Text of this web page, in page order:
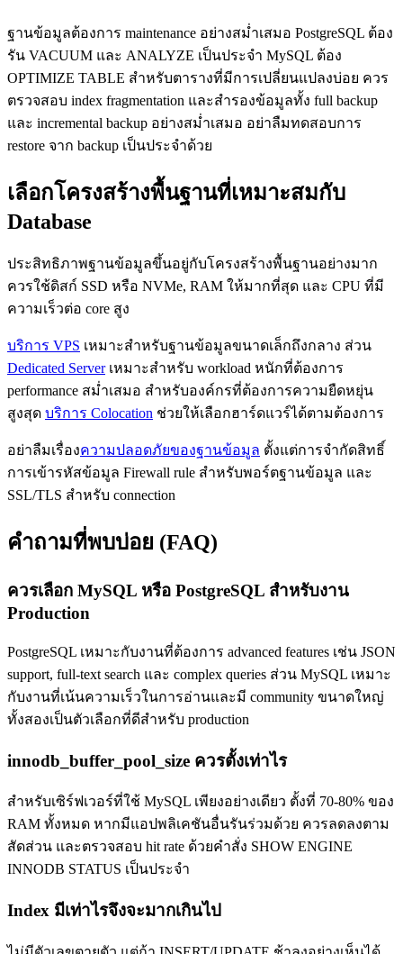
ฐานข้อมูลต้องการ maintenance อย่างสม่ำเสมอ PostgreSQL ต้อง
รัน VACUUM และ ANALYZE เป็นประจำ MySQL ต้อง
OPTIMIZE TABLE สำหรับตารางที่มีการเปลี่ยนแปลงบ่อย ควร
ตรวจสอบ index fragmentation และสำรองข้อมูลทั้ง full backup
และ incremental backup อย่างสม่ำเสมอ อย่าลืมทดสอบการ
restore จาก backup เป็นประจำด้วย
เลือกโครงสร้างพื้นฐานที่เหมาะสมกับ
Database
ประสิทธิภาพฐานข้อมูลขึ้นอยู่กับโครงสร้างพื้นฐานอย่างมาก
ควรใช้ดิสก์ SSD หรือ NVMe, RAM ให้มากที่สุด และ CPU ที่มี
ความเร็วต่อ core สูง
บริการ VPS เหมาะสำหรับฐานข้อมูลขนาดเล็กถึงกลาง ส่วน
Dedicated Serverเหมาะสำหรับ workload หนักที่ต้องการ
performance สม่ำเสมอ สำหรับองค์กรที่ต้องการความยืดหยุ่น
สูงสุด บริการ Colocation ช่วยให้เลือกฮาร์ดแวร์ได้ตามต้องการ
อย่าลืมเรื่องความปลอดภัยของฐานข้อมูล ตั้งแต่การจำกัดสิทธิ์
การเข้ารหัสข้อมูล Firewall rule สำหรับพอร์ตฐานข้อมูล และ
SSL/TLS สำหรับ connection
คำถามที่พบบ่อย (FAQ)
ควรเลือก MySQL หรือ PostgreSQL สำหรับงาน
Production
PostgreSQL เหมาะกับงานที่ต้องการ advanced features เช่น JSON
support, full-text search และ complex queries ส่วน MySQL เหมาะ
กับงานที่เน้นความเร็วในการอ่านและมี community ขนาดใหญ่
ทั้งสองเป็นตัวเลือกที่ดีสำหรับ production
innodb_buffer_pool_size ควรตั้งเท่าไร
สำหรับเซิร์ฟเวอร์ที่ใช้ MySQL เพียงอย่างเดียว ตั้งที่ 70-80% ของ
RAM ทั้งหมด หากมีแอปพลิเคชันอื่นรันร่วมด้วย ควรลดลงตาม
สัดส่วน และตรวจสอบ hit rate ด้วยคำสั่ง SHOW ENGINE
INNODB STATUS เป็นประจำ
Index มีเท่าไรจึงจะมากเกินไป